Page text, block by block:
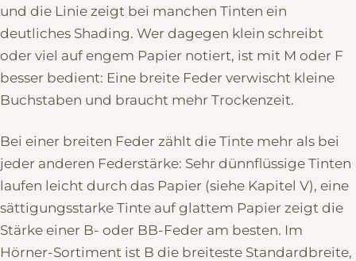
und die Linie zeigt bei manchen Tinten ein
deutliches Shading. Wer dagegen klein schreibt
oder viel auf engem Papier notiert, ist mit M oder F
besser bedient: Eine breite Feder verwischt kleine
Buchstaben und braucht mehr Trockenzeit.
Bei einer breiten Feder zählt die Tinte mehr als bei
jeder anderen Federstärke: Sehr dünnflüssige Tinten
laufen leicht durch das Papier (siehe Kapitel V), eine
sättigungsstarke Tinte auf glattem Papier zeigt die
Stärke einer B- oder BB-Feder am besten. Im
Hörner-Sortiment ist B die breiteste Standardbreite,